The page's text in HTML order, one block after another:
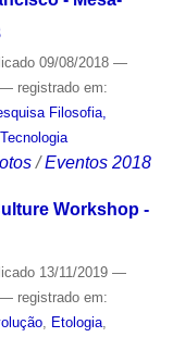
09/08/2018 —
— registrado em:
Filosofia,
/Eventos 2018
Workshop -
13/11/2019 —
— registrado em:
, Etologia,